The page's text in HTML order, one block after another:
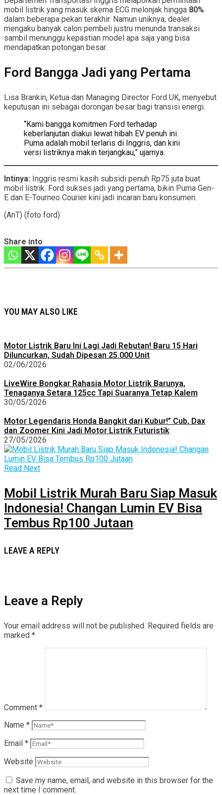
mobil listrik yang masuk skema ECG melonjak hingga 80%
dalam beberapa pekan terakhir. Namun uniknya, dealer
mengaku banyak calon pembeli justru menunda transaksi
sambil menunggu kepastian model apa saja yang bisa
mendapatkan potongan besar.
Ford Bangga Jadi yang Pertama
Lisa Brankin, Ketua dan Managing Director Ford UK, menyebut
keputusan ini sebagai dorongan besar bagi transisi energi.
“Kami bangga komitmen Ford terhadap
keberlanjutan diakui lewat hibah EV penuh ini.
Puma adalah mobil terlaris di Inggris, dan kini
versi listriknya makin terjangkau,” ujarnya.
Intinya: Inggris resmi kasih subsidi penuh Rp75 juta buat
mobil listrik. Ford sukses jadi yang pertama, bikin Puma Gen-
E dan E-Tourneo Courier kini jadi incaran baru konsumen.
(AnT) (foto ford)
Share into
YOU MAY ALSO LIKE
Motor Listrik Baru Ini Lagi Jadi Rebutan! Baru 15 Hari
Diluncurkan, Sudah Dipesan 25.000 Unit
02/06/2026
LiveWire Bongkar Rahasia Motor Listrik Barunya,
Tenaganya Setara 125cc Tapi Suaranya Tetap Kalem
30/05/2026
Motor Legendaris Honda Bangkit dari Kubur!” Cub, Dax
dan Zoomer Kini Jadi Motor Listrik Futuristik
27/05/2026
Read Next
Mobil Listrik Murah Baru Siap Masuk
Indonesia! Changan Lumin EV Bisa
Tembus Rp100 Jutaan
LEAVE A REPLY
Leave a Reply
Your email address will not be published. Required fields are
marked *
Comment *
Name *
Email *
Website
Save my name, email, and website in this browser for the
next time I comment.